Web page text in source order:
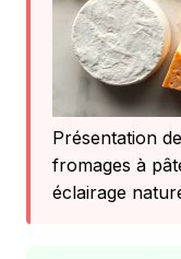
Présentation
fromages à
éclairage